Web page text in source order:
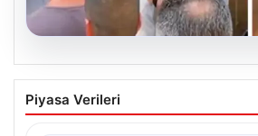
KKTC’de toplu cinsel
sanığa toplam 55 yıl hapis
Piyasa Verileri